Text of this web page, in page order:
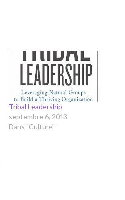
Tribal Leadership
septembre 6, 2013
Dans "Culture"